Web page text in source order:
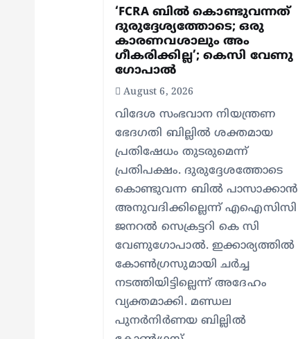
‘FCRA ബിൽ കൊണ്ടുവന്നത്
ദുരുദ്ദേശ്യത്തോടെ; ഒരു
കാരണവശാലും അം​
ഗീകരിക്കില്ല’; കെസി വേണു​
ഗോപാൽ
August 6, 2026
വിദേശ സംഭവാന നിയന്ത്രണ
ഭേദഗതി ബില്ലിൽ ശക്തമായ
പ്രതിഷേധം തുടരുമെന്ന്
പ്രതിപക്ഷം. ദുരുദ്ദേശത്തോടെ
കൊണ്ടുവന്ന ബിൽ പാസാക്കാൻ
അനുവദിക്കില്ലെന്ന് എഐസിസി
ജനറൽ സെക്രട്ടറി കെ സി
വേണുഗോപാൽ. ഇക്കാര്യത്തിൽ
കോൺഗ്രസുമായി ചർച്ച
നടത്തിയിട്ടില്ലെന്ന് അദേഹം
വ്യക്തമാക്കി. മണ്ഡല
പുനർനിർണയ ബില്ലിൽ